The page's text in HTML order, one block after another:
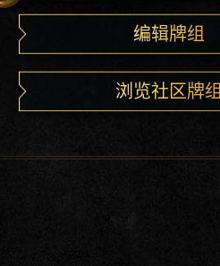
编辑牌组
浏览社区牌组